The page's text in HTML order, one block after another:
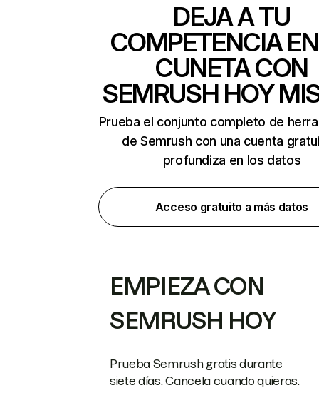
DEJA A TU
COMPETENCIA
CUNETA CON
SEMRUSH HOY
Prueba el conjunto completo de
de Semrush con una cuenta
profundiza en los datos
Acceso gratuito a más datos
EMPIEZA CON
SEMRUSH HOY
Prueba Semrush gratis durante
siete días. Cancela cuando quieras.